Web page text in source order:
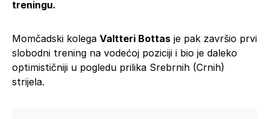
treningu.
Momčadski kolega Valtteri Bottas je pak završio prvi
slobodni trening na vodećoj poziciji i bio je daleko
optimističniji u pogledu prilika Srebrnih (Crnih)
strijela.